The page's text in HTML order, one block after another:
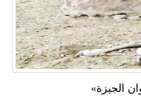
الجيزة»